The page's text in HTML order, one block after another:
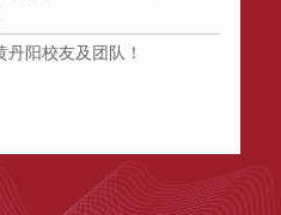
阳校友及团队！
从反危机
的产业投